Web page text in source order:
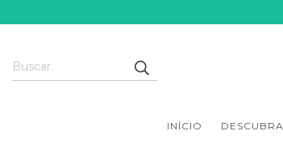
INÍCIO DESCUBRA